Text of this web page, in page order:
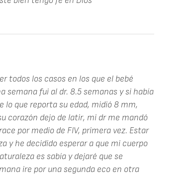
todos los casos en los que el bebé
semana fui al dr. 8.5 semanas y si había
lo que reporta su edad, midió 8 mm,
corazón dejo de latir, mi dr me mandó
por medio de FIV, primera vez. Estar
y he decidido esperar a que mi cuerpo
es sabía y dejaré que se
ire por una segunda eco en otra